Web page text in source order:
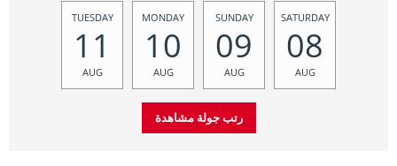
SATURDAY
08
AUG
SUNDAY
09
AUG
MONDAY
10
AUG
TUESDAY
11
AUG